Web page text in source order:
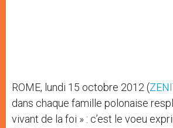
ROME, lundi 15 octobre 2012 (
dans chaque famille polonaise
vivant de la foi » : c’est le voeu